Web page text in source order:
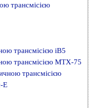
трансмісією
трансмісією iB5
трансмісією MTX-75
трансмісією
E